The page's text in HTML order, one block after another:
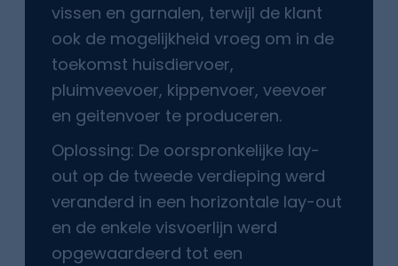
vissen en garnalen, terwijl de klant
ook de mogelijkheid vroeg om in de
toekomst huisdiervoer,
pluimveevoer, kippenvoer, veevoer
en geitenvoer te produceren.
Oplossing: De oorspronkelijke lay-
out op de tweede verdieping werd
veranderd in een horizontale lay-out
en de enkele visvoerlijn werd
opgewaardeerd tot een